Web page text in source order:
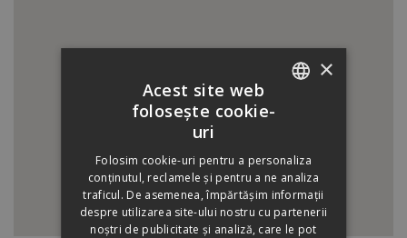
ROMANIAN
×
Acest site web
folosește cookie-
uri
Folosim cookie-uri pentru a personaliza
conținutul, reclamele și pentru a ne analiza
traficul. De asemenea, împărtășim informații
despre utilizarea site-ului nostru cu partenerii
noștri de publicitate și analiză, care le pot